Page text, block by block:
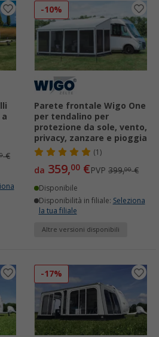
€
-10%
Parete frontale Wigo One
per tendalino per
protezione da sole, vento,
privacy, zanzare e pioggia
(1)
da 359,00 €PVP 399,00€
Disponibile
Disponibilità in filiale: Seleziona
la tua filiale
Altre versioni disponibili
-17%